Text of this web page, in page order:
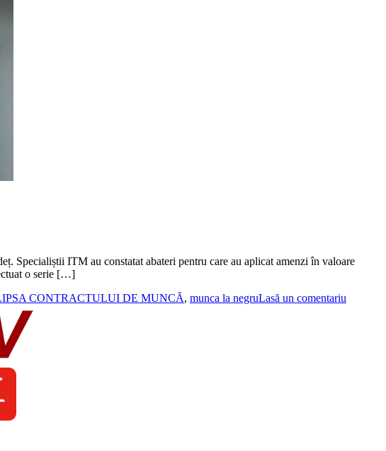
Specialiștii ITM au constatat abateri pentru care au aplicat amenzi în valoare
o serie […]
CONTRACTULUI DE MUNCĂ, munca la negruLasă un comentariu